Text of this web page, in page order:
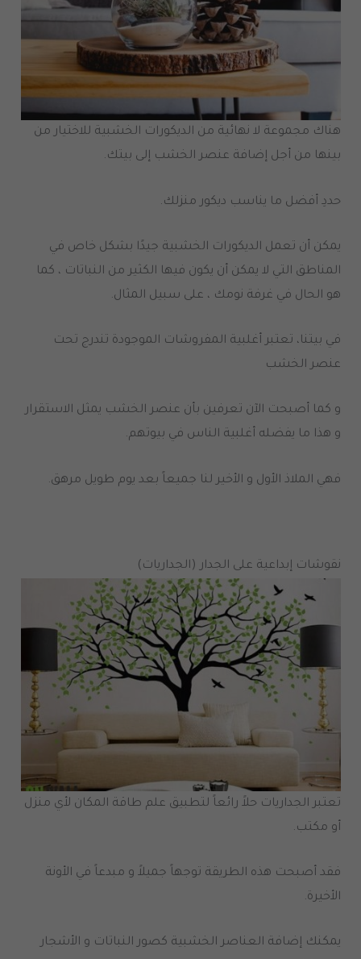
هناك مجموعة لا نهائية من الديكورات الخشبية للاختيار من
بينها من أجل إضافة عنصر الخشب إلى بيتك.
حددِ أفضل ما يناسب ديكور منزلك.
يمكن أن تعمل الديكورات الخشبية جيدًا بشكل خاص في
المناطق التي لا يمكن أن يكون فيها الكثير من النباتات ، كما
هو الحال في غرفة نومك ، على سبيل المثال.
في بيتنا، تعتبر أغلبية المفروشات الموجودة تندرج تحت
عنصر الخشب
و كما أصبحت الآن تعرفين بأن عنصر الخشب يمثل الاستقرار
و هذا ما يفضله أغلبية الناس في بيوتهم.
فهي الملاذ الأول و الأخير لنا جميعاً بعد يوم طويل مرهق.
نقوشات إبداعية على الجدار (الجداريات)
تعتبر الجداريات حلاً رائعاً لتطبيق علم طاقة المكان لأي منزل
أو مكتب.
فقد أصبحت هذه الطريقة توجهاً جميلاً و مبدعاً في الأونة
الأخيرة.
يمكنك إضافة العناصر الخشبية كصور النباتات و الأشجار